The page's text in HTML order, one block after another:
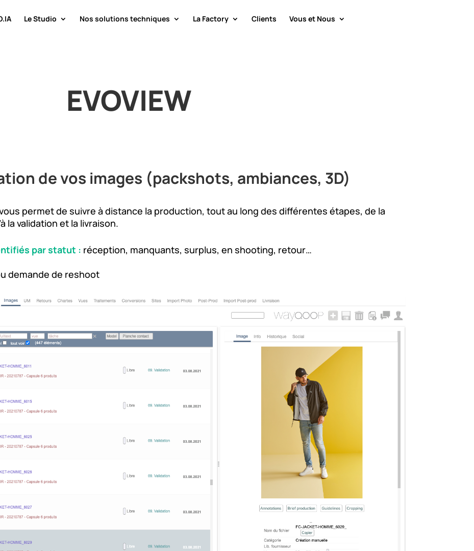
Le Studio Nos solutions techniques La Factory Clients Vous et Nous
EVOVIEW
de vos images (packshots, ambiances, 3D)
vous permet de suivre à distance la production, tout au long des différentes étapes, de la
la validation et la livraison.
par statut : réception, manquants, surplus, en shooting, retour…
demande de reshoot